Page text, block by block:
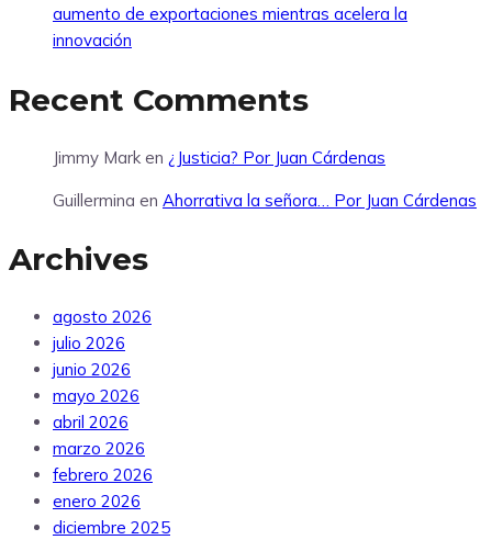
aumento de exportaciones mientras acelera la
innovación
Recent Comments
Jimmy Mark en ¿Justicia? Por Juan Cárdenas
Guillermina en Ahorrativa la señora… Por Juan Cárdenas
Archives
agosto 2026
julio 2026
junio 2026
mayo 2026
abril 2026
marzo 2026
febrero 2026
enero 2026
diciembre 2025